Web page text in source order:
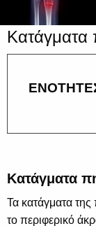
Κατάγματα
Κατάγματα
Τα κατάγματα
το περιφερικό